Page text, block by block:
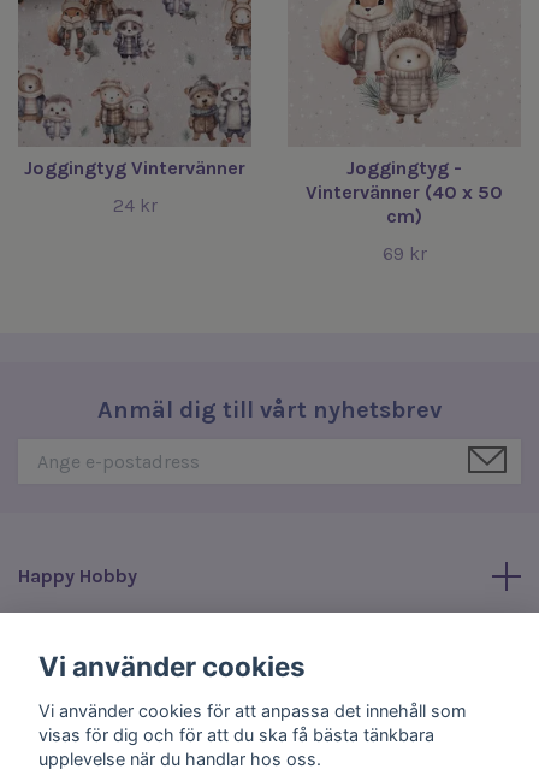
Joggingtyg Vintervänner
24 kr
Joggingtyg -
Vintervänner (40 x 50
cm)
69 kr
Anmäl dig till vårt nyhetsbrev
Happy Hobby
Sociala medier
Vi använder cookies
Vi använder cookies för att anpassa det innehåll som
visas för dig och för att du ska få bästa tänkbara
upplevelse när du handlar hos oss.